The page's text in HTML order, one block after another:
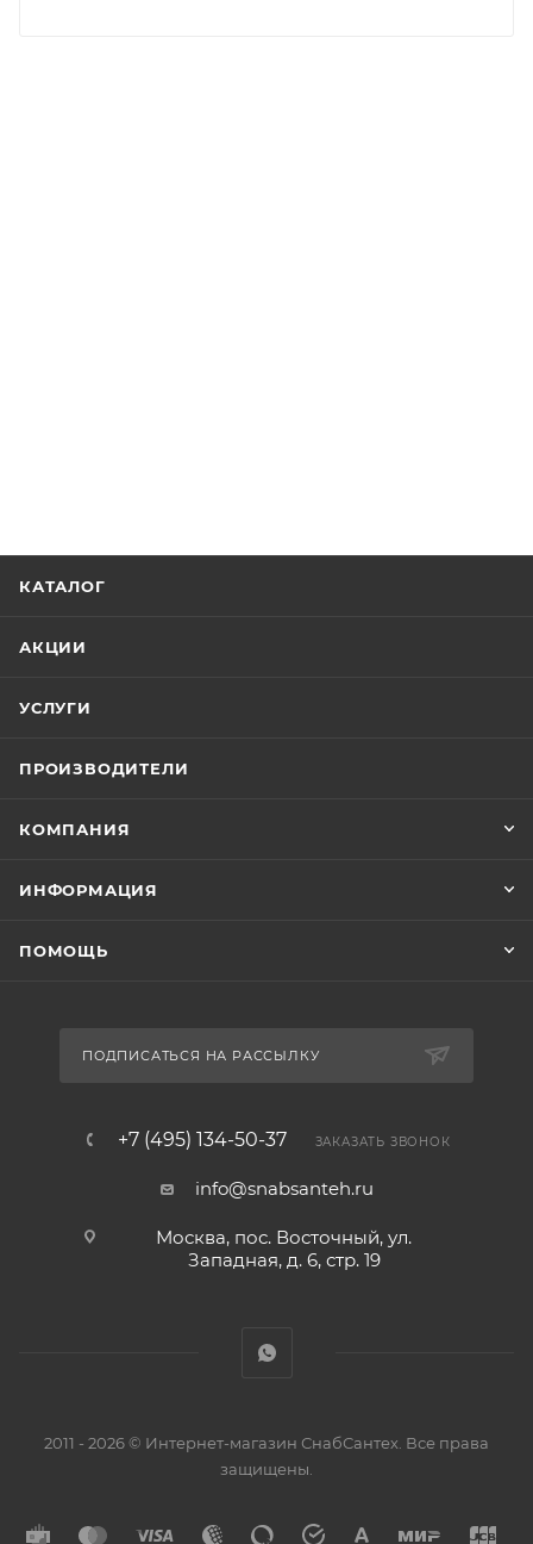
КАТАЛОГ
АКЦИИ
УСЛУГИ
ПРОИЗВОДИТЕЛИ
КОМПАНИЯ
ИНФОРМАЦИЯ
ПОМОЩЬ
ПОДПИСАТЬСЯ НА РАССЫЛКУ
+7 (495) 134-50-37 ЗАКАЗАТЬ ЗВОНОК
info@snabsanteh.ru
Москва, пос. Восточный, ул.
Западная, д. 6, стр. 19
2011 - 2026 © Интернет-магазин СнабСантех. Все права
защищены.